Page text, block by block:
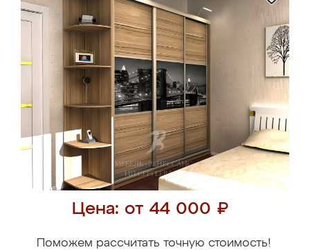
Цена: от 44 000 ₽
Поможем рассчитать точную стоимость!